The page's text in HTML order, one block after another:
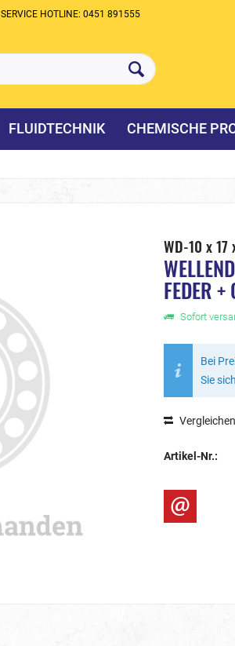
SERVICE HOTLINE: 0451 891555
FLUIDTECHNIK CHEMISCHE
WD-10 x 17
FEDER
Sofort
Bei
Sie
Vergleichen
Artikel-Nr.: